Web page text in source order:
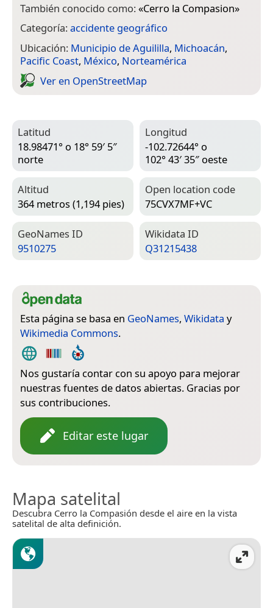
También conocido como:«Cerro la Compasion»
Categoría:accidente geográfico
Ubicación: Municipio de Aguililla, Michoacán,
Pacific Coast, México, Norteamérica
Ver en Open­Street­Map
Latitud
18.98471° o 18° 59′ 5″
norte
Longitud
-102.72644° o
102° 43′ 35″ oeste
Altitud
364 metros (1,194 pies)
Open location code
75CVX7MF+VC
Geo­Names ID
9510275
Wiki­data ID
Q31215438
Esta página se basa en GeoNames, Wikidata y
Wikimedia Commons.
Nos gustaría contar con su apoyo para mejorar
nuestras fuentes de datos abiertas. Gracias por
sus contribuciones.
Editar este lugar
Mapa satelital
Descubra Cerro la Compasión desde el aire en la vista
satelital de alta definición.